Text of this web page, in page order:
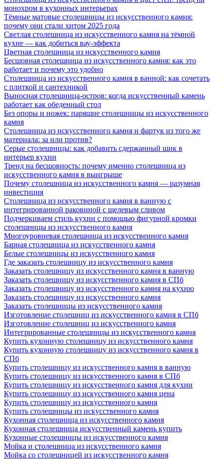
монохром в кухонных интерьерах
Тёмные матовые столешницы из искусственного камня:
почему они стали хитом 2025 года
Светлая столешница из искусственного камня на тёмной
кухне — как добиться вау-эффекта
Цветная столешница из искусственного камня
Бесшовная столешница из искусственного камня: как это
работает и почему это удобно
Столешница из искусственного камня в ванной: как сочетать
с плиткой и сантехникой
Выносная столешница-остров: когда искусственный камень
работает как обеденный стол
Без опоры и ножек: парящие столешницы из искусственного
камня
Столешница из искусственного камня и фартук из того же
материала: за или против?
Серые столешницы: как добавить сдержанный шик в
интерьер кухни
Тренд на бесшовность: почему именно столешница из
искусственного камня в выигрыше
Почему столешница из искусственного камня — разумная
инвестиция
Столешница из искусственного камня в ванную с
интегрированной раковиной с щелевым сливом
Подчеркиваем стиль кухни с помощью фигурной кромки
столешницы из искусственного камня
Многоуровневая столешница из искусственного камня
Барная столешница из искусственного камня
Белые столешницы из искусственного камня
Где заказать столешницу из искусственного камня
Заказать столешницу из искусственного камня в ванную
Заказать столешницу из искусственного камня в СПб
Заказать столешницу из искусственного камня на кухню
Заказать столешницу из искусственного камня
Заказать столешницы из искусственного камня
Изготовление столешниц из искусственного камня в СПб
Изготовление столешниц из искусственного камня
Интегрированные столешницы из искусственного камня
Купить кухонную столешницу из искусственного камня
Купить кухонную столешницу из искусственного камня в
СПб
Купить столешницу из искусственного камня в ванную
Купить столешницу из искусственного камня в СПб
Купить столешницу из искусственного камня для кухни
Купить столешницу из искусственного камня цена
Купить столешницу из искусственного камня
Купить столешницы из искусственного камня
Кухонная столешница из искусственного камня
Кухонная столешница искусственный камень купить
Кухонные столешницы из искусственного камня
Мойка и столешница из искусственного камня
Мойка со столешницей из искусственного камня